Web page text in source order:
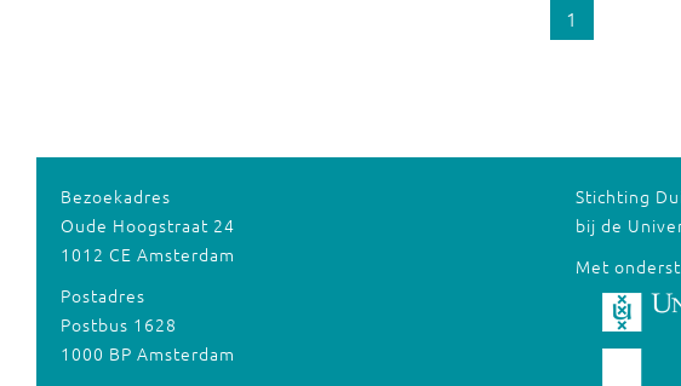
1
Bezoekadres
Oude Hoogstraat 24
1012 CE Amsterdam
Postadres
Postbus 1628
1000 BP Amsterdam
Stichting
bij de
Met